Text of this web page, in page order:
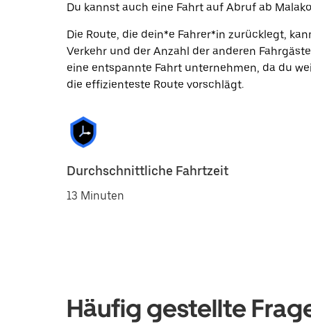
Du kannst auch eine Fahrt auf Abruf ab
Die Route, die dein*e Fahrer*in zurücklegt,
Verkehr und der Anzahl der anderen
eine entspannte Fahrt unternehmen, da du
die effizienteste Route vorschlägt.
Durchschnittliche Fahrtzeit
13 Minuten
Häufig gestellte